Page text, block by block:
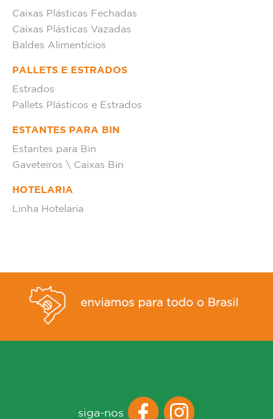
Caixas Plásticas Fechadas
Caixas Plásticas Vazadas
Baldes Alimentícios
PALLETS E ESTRADOS
Estrados
Pallets Plásticos e Estrados
ESTANTES PARA BIN
Estantes para Bin
Gaveteiros \ Caixas Bin
HOTELARIA
Linha Hotelaria
siga-nos